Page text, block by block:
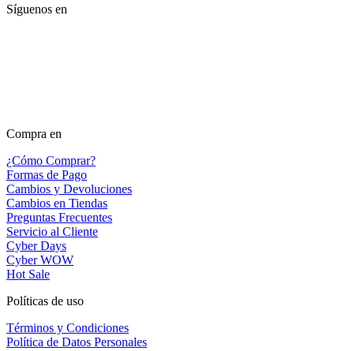
Síguenos en
Compra en
¿Cómo Comprar?
Formas de Pago
Cambios y Devoluciones
Cambios en Tiendas
Preguntas Frecuentes
Servicio al Cliente
Cyber Days
Cyber WOW
Hot Sale
Políticas de uso
Términos y Condiciones
Política de Datos Personales